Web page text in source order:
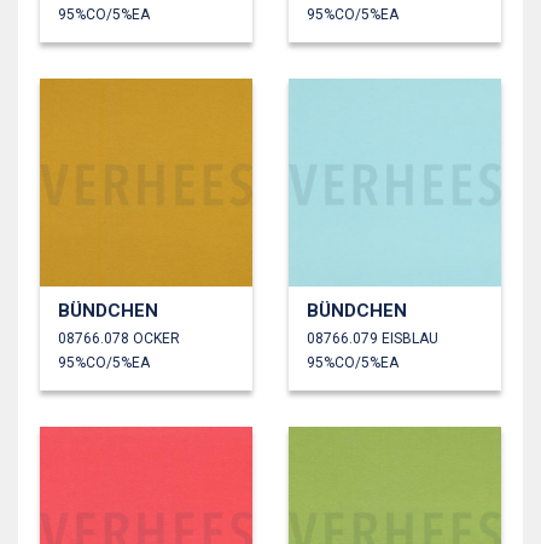
95%CO/5%EA
95%CO/5%EA
BÜNDCHEN
08766.078 OCKER
95%CO/5%EA
BÜNDCHEN
08766.079 EISBLAU
95%CO/5%EA